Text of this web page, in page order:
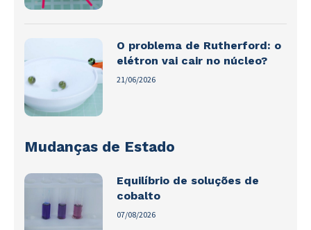
O problema de Rutherford: o
elétron vai cair no núcleo?
21/06/2026
Mudanças de Estado
Equilíbrio de soluções de
cobalto
07/08/2026